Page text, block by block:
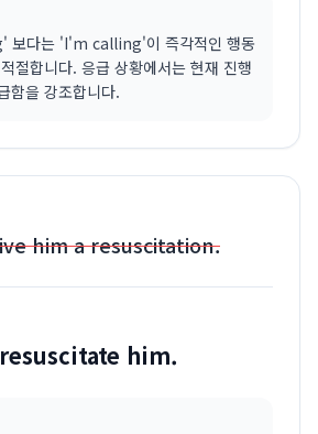
다는 'I'm calling'이 즉각적인 행동
절합니다. 응급 상황에서는 현재 진행
함을 강조합니다.
him a resuscitation.
him.